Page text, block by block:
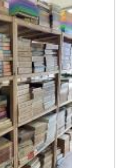
長崎県
大分県
鹿児島県